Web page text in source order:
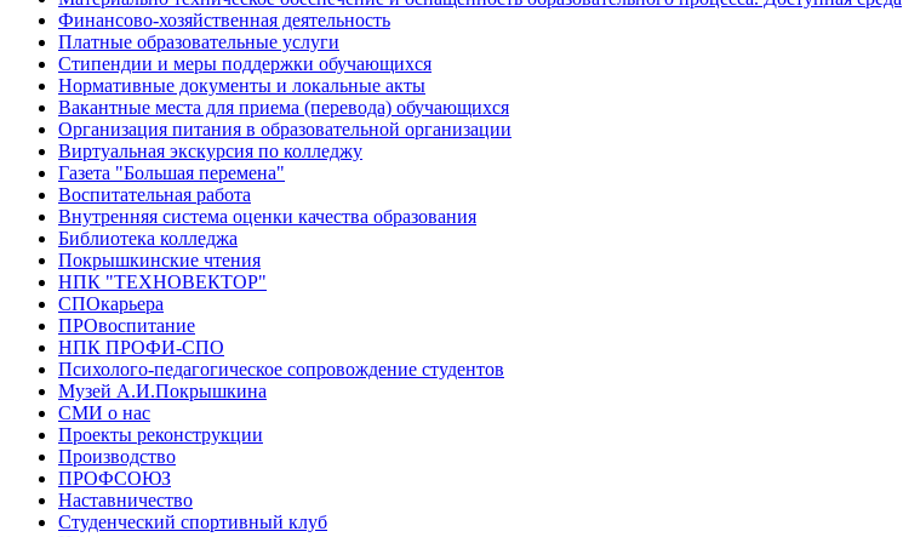
Финансово-хозяйственная деятельность
Платные образовательные услуги
Стипендии и меры поддержки обучающихся
Нормативные документы и локальные акты
Вакантные места для приема (перевода) обучающихся
Организация питания в образовательной организации
Виртуальная экскурсия по колледжу
Газета "Большая перемена"
Воспитательная работа
Внутренняя система оценки качества образования
Библиотека колледжа
Покрышкинские чтения
НПК "ТЕХНОВЕКТОР"
СПОкарьера
ПРОвоспитание
НПК ПРОФИ-СПО
Психолого-педагогическое сопровождение студентов
Музей А.И.Покрышкина
СМИ о нас
Проекты реконструкции
Производство
ПРОФСОЮЗ
Наставничество
Студенческий спортивный клуб